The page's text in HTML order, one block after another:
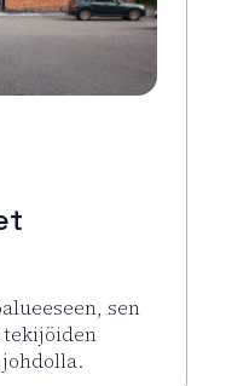
sen
tekijöiden